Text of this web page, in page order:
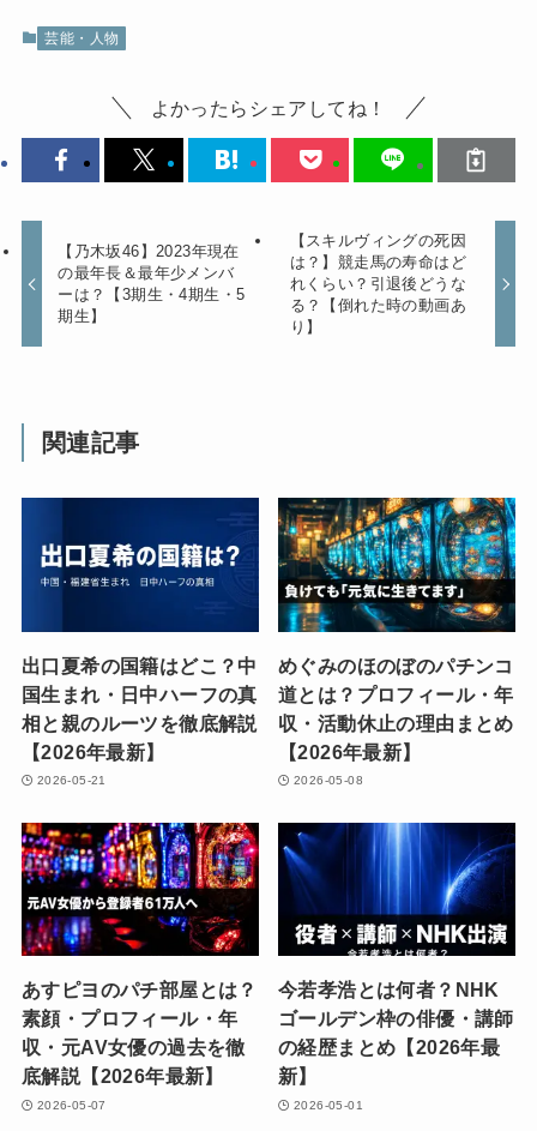
芸能・人物
よかったらシェアしてね！
【乃木坂46】2023年現在
の最年長＆最年少メンバ
ーは？【3期生・4期生・5
期生】
【スキルヴィングの死因
は？】競走馬の寿命はど
れくらい？引退後どうな
る？【倒れた時の動画あ
り】
関連記事
出口夏希の国籍はどこ？中
国生まれ・日中ハーフの真
相と親のルーツを徹底解説
【2026年最新】
2026-05-21
めぐみのほのぼのパチンコ
道とは？プロフィール・年
収・活動休止の理由まとめ
【2026年最新】
2026-05-08
あすピヨのパチ部屋とは？
素顔・プロフィール・年
収・元AV女優の過去を徹
底解説【2026年最新】
2026-05-07
今若孝浩とは何者？NHK
ゴールデン枠の俳優・講師
の経歴まとめ【2026年最
新】
2026-05-01